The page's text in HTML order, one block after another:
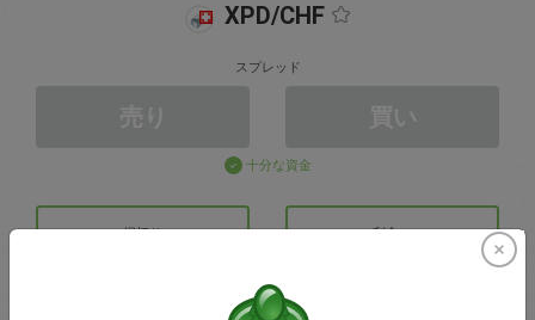
XPD/CHF
スプレッド
十分な資金
損切り 利食い